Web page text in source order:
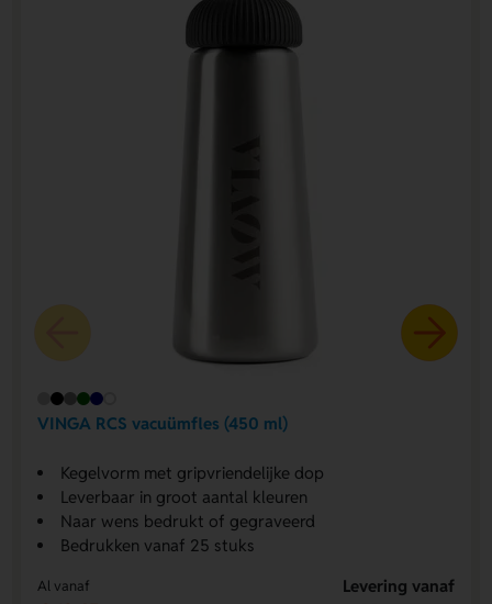
VINGA RCS vacuümfles (450 ml)
Kegelvorm met gripvriendelijke dop
Leverbaar in groot aantal kleuren
Naar wens bedrukt of gegraveerd
Bedrukken vanaf 25 stuks
Al vanaf
Levering vanaf